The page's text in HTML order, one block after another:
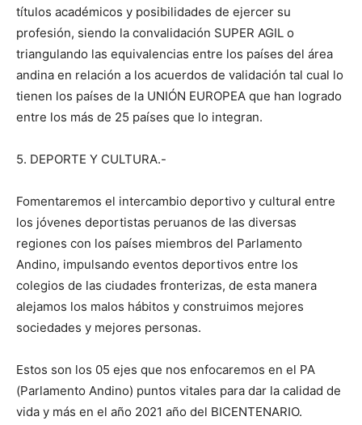
títulos académicos y posibilidades de ejercer su
profesión, siendo la convalidación SUPER AGIL o
triangulando las equivalencias entre los países del área
andina en relación a los acuerdos de validación tal cual lo
tienen los países de la UNIÓN EUROPEA que han logrado
entre los más de 25 países que lo integran.
5. DEPORTE Y CULTURA.-
Fomentaremos el intercambio deportivo y cultural entre
los jóvenes deportistas peruanos de las diversas
regiones con los países miembros del Parlamento
Andino, impulsando eventos deportivos entre los
colegios de las ciudades fronterizas, de esta manera
alejamos los malos hábitos y construimos mejores
sociedades y mejores personas.
Estos son los 05 ejes que nos enfocaremos en el PA
(Parlamento Andino) puntos vitales para dar la calidad de
vida y más en el año 2021 año del BICENTENARIO.